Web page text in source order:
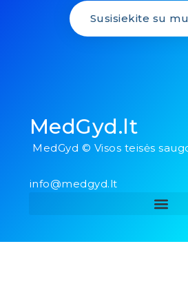
Susisiekite su
MedGyd.lt
MedGyd © Visos teisės
info@medgyd.lt